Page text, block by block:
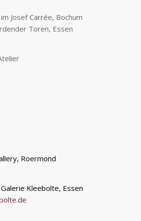
Josef Carrée, Bochum
Toren, Essen
Roermond
Kleebolte, Essen